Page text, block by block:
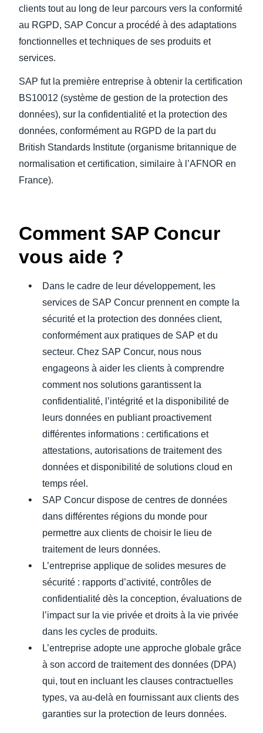
clients tout au long de leur parcours vers la conformité
au RGPD, SAP Concur a procédé à des adaptations
fonctionnelles et techniques de ses produits et
services.
SAP fut la première entreprise à obtenir la certification
BS10012 (système de gestion de la protection des
données), sur la confidentialité et la protection des
données, conformément au RGPD de la part du
British Standards Institute (organisme britannique de
normalisation et certification, similaire à l’AFNOR en
France).
Comment SAP Concur
vous aide ?
Dans le cadre de leur développement, les
services de SAP Concur prennent en compte la
sécurité et la protection des données client,
conformément aux pratiques de SAP et du
secteur. Chez SAP Concur, nous nous
engageons à aider les clients à comprendre
comment nos solutions garantissent la
confidentialité, l’intégrité et la disponibilité de
leurs données en publiant proactivement
différentes informations : certifications et
attestations, autorisations de traitement des
données et disponibilité de solutions cloud en
temps réel.
SAP Concur dispose de centres de données
dans différentes régions du monde pour
permettre aux clients de choisir le lieu de
traitement de leurs données.
L’entreprise applique de solides mesures de
sécurité : rapports d’activité, contrôles de
confidentialité dès la conception, évaluations de
l’impact sur la vie privée et droits à la vie privée
dans les cycles de produits.
L’entreprise adopte une approche globale grâce
à son accord de traitement des données (DPA)
qui, tout en incluant les clauses contractuelles
types, va au-delà en fournissant aux clients des
garanties sur la protection de leurs données.